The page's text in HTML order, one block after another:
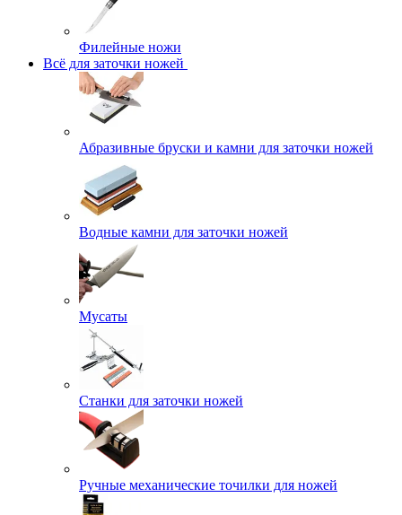
Филейные ножи
Всё для заточки ножей
Абразивные бруски и камни для заточки ножей
Водные камни для заточки ножей
Мусаты
Станки для заточки ножей
Ручные механические точилки для ножей